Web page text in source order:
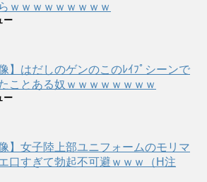
ｗｗｗｗｗｗｗｗｗ
ー
像】はだしのゲンのこのﾚｲﾌﾟシーンで
ことある奴ｗｗｗｗｗｗｗｗ
ー
像】女子陸上部ユニフォームのモリマ
口すぎて勃起不可避ｗｗｗ（H注